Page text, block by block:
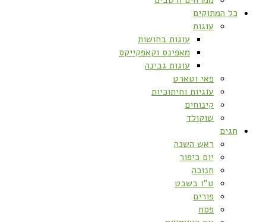
כל המתוקים
עוגות
עוגות בחושות
מאפינס וקאפקייקס
עוגות גבינה
פאי וטארט
עוגיות וחיתוכיות
קינוחים
שוקולד
חגים
ראש השנה
יום כיפור
חנוכה
ט”ו בשבט
פורים
פסח